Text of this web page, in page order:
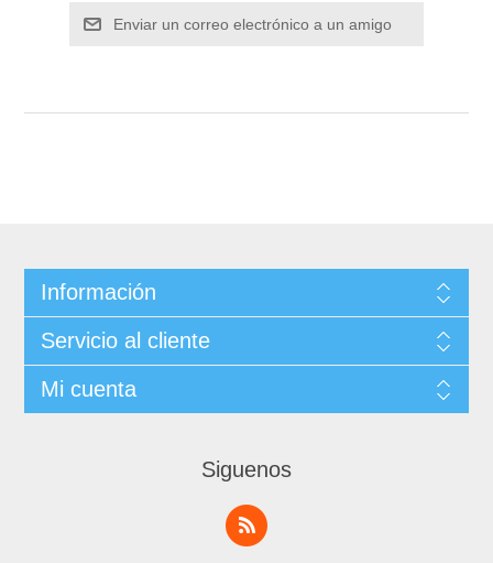
Información
Servicio al cliente
Mi cuenta
Siguenos